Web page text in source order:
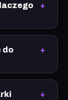
do